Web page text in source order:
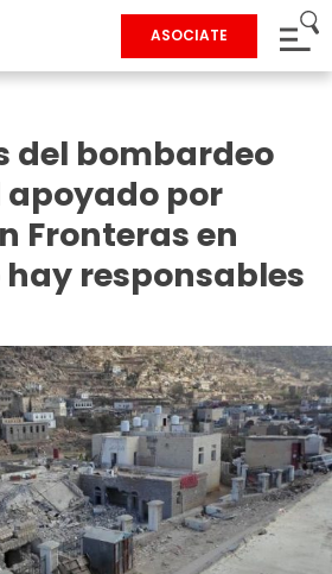
ASOCIATE
del bombardeo
por
Fronteras en
hay responsables